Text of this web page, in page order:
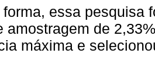
forma, essa pesquisa
amostragem de
máxima e